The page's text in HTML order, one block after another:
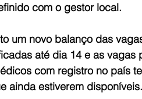
com o gestor local.
um novo balanço das
até dia 14 e as vagas
com registro no país
ainda estiverem disponíveis.